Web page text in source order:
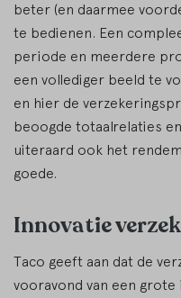
beter (en daarmee
te bedienen. Een
periode en meerdere
een vollediger beeld te
en hier de
beoogde totaalrelaties
uiteraard ook het
goede.
Innovatie
Taco geeft aan dat de
vooravond van een grote